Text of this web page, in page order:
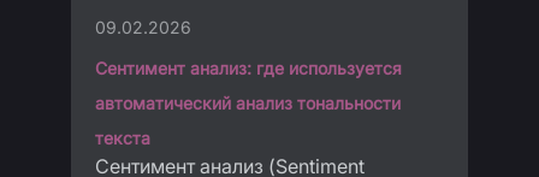
09.02.2026
Сентимент анализ: где используется
автоматический анализ тональности
текста
Cентимент анализ (Sentiment